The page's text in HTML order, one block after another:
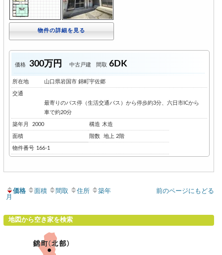
物件の詳細を見る
価格 300万円 中古戸建 間取 6DK
所在地 山口県岩国市 錦町宇佐郷
交通
最寄りのバス停（生活交通バス）から停歩約3分、六日市ICから
車で約20分
築年月 2000 構造 木造
面積 階数 地上 2階
物件番号 166-1
価格 面積 間取 住所
築年
月
前のページにもどる
地図から空き家を検索